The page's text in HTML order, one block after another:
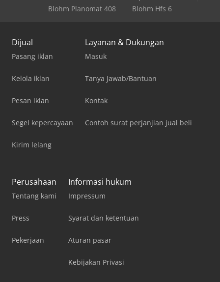
Blohm Planomat 408
Blohm Hfs 6
Dijual
Pasang iklan
Kelola iklan
Pesan iklan
Segel kepercayaan
Kirim lelang
Layanan & Dukungan
Masuk
Tanya Jawab/Bantuan
Kontak
Contoh surat perjanjian jual beli
Perusahaan
Tentang kami
Press
Pekerjaan
Informasi hukum
Impressum
Syarat dan ketentuan
Aturan pasar
Kebijakan Privasi